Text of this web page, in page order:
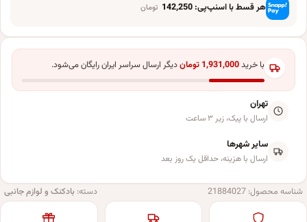
هر قسط با اسنپ‌پی:142,250 تومان
با خرید1,931,000 توماندیگر ارسال سراسر ایران رایگان می‌شود.
تهران
ارسال با پیک، زیر ۳ ساعت
سایر شهرها
ارسال با هزینه، حداقل یک روز بعد
شناسه محصول: 21884027 دسته: بادکنک و لوازم جانبی